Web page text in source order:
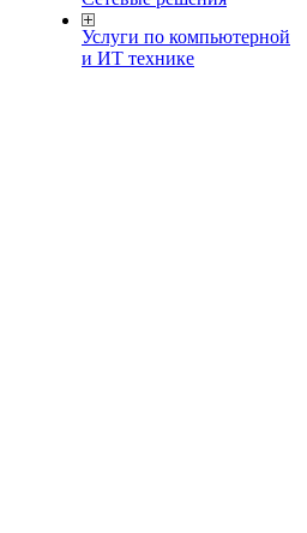
Услуги по компьютерной
и ИТ технике